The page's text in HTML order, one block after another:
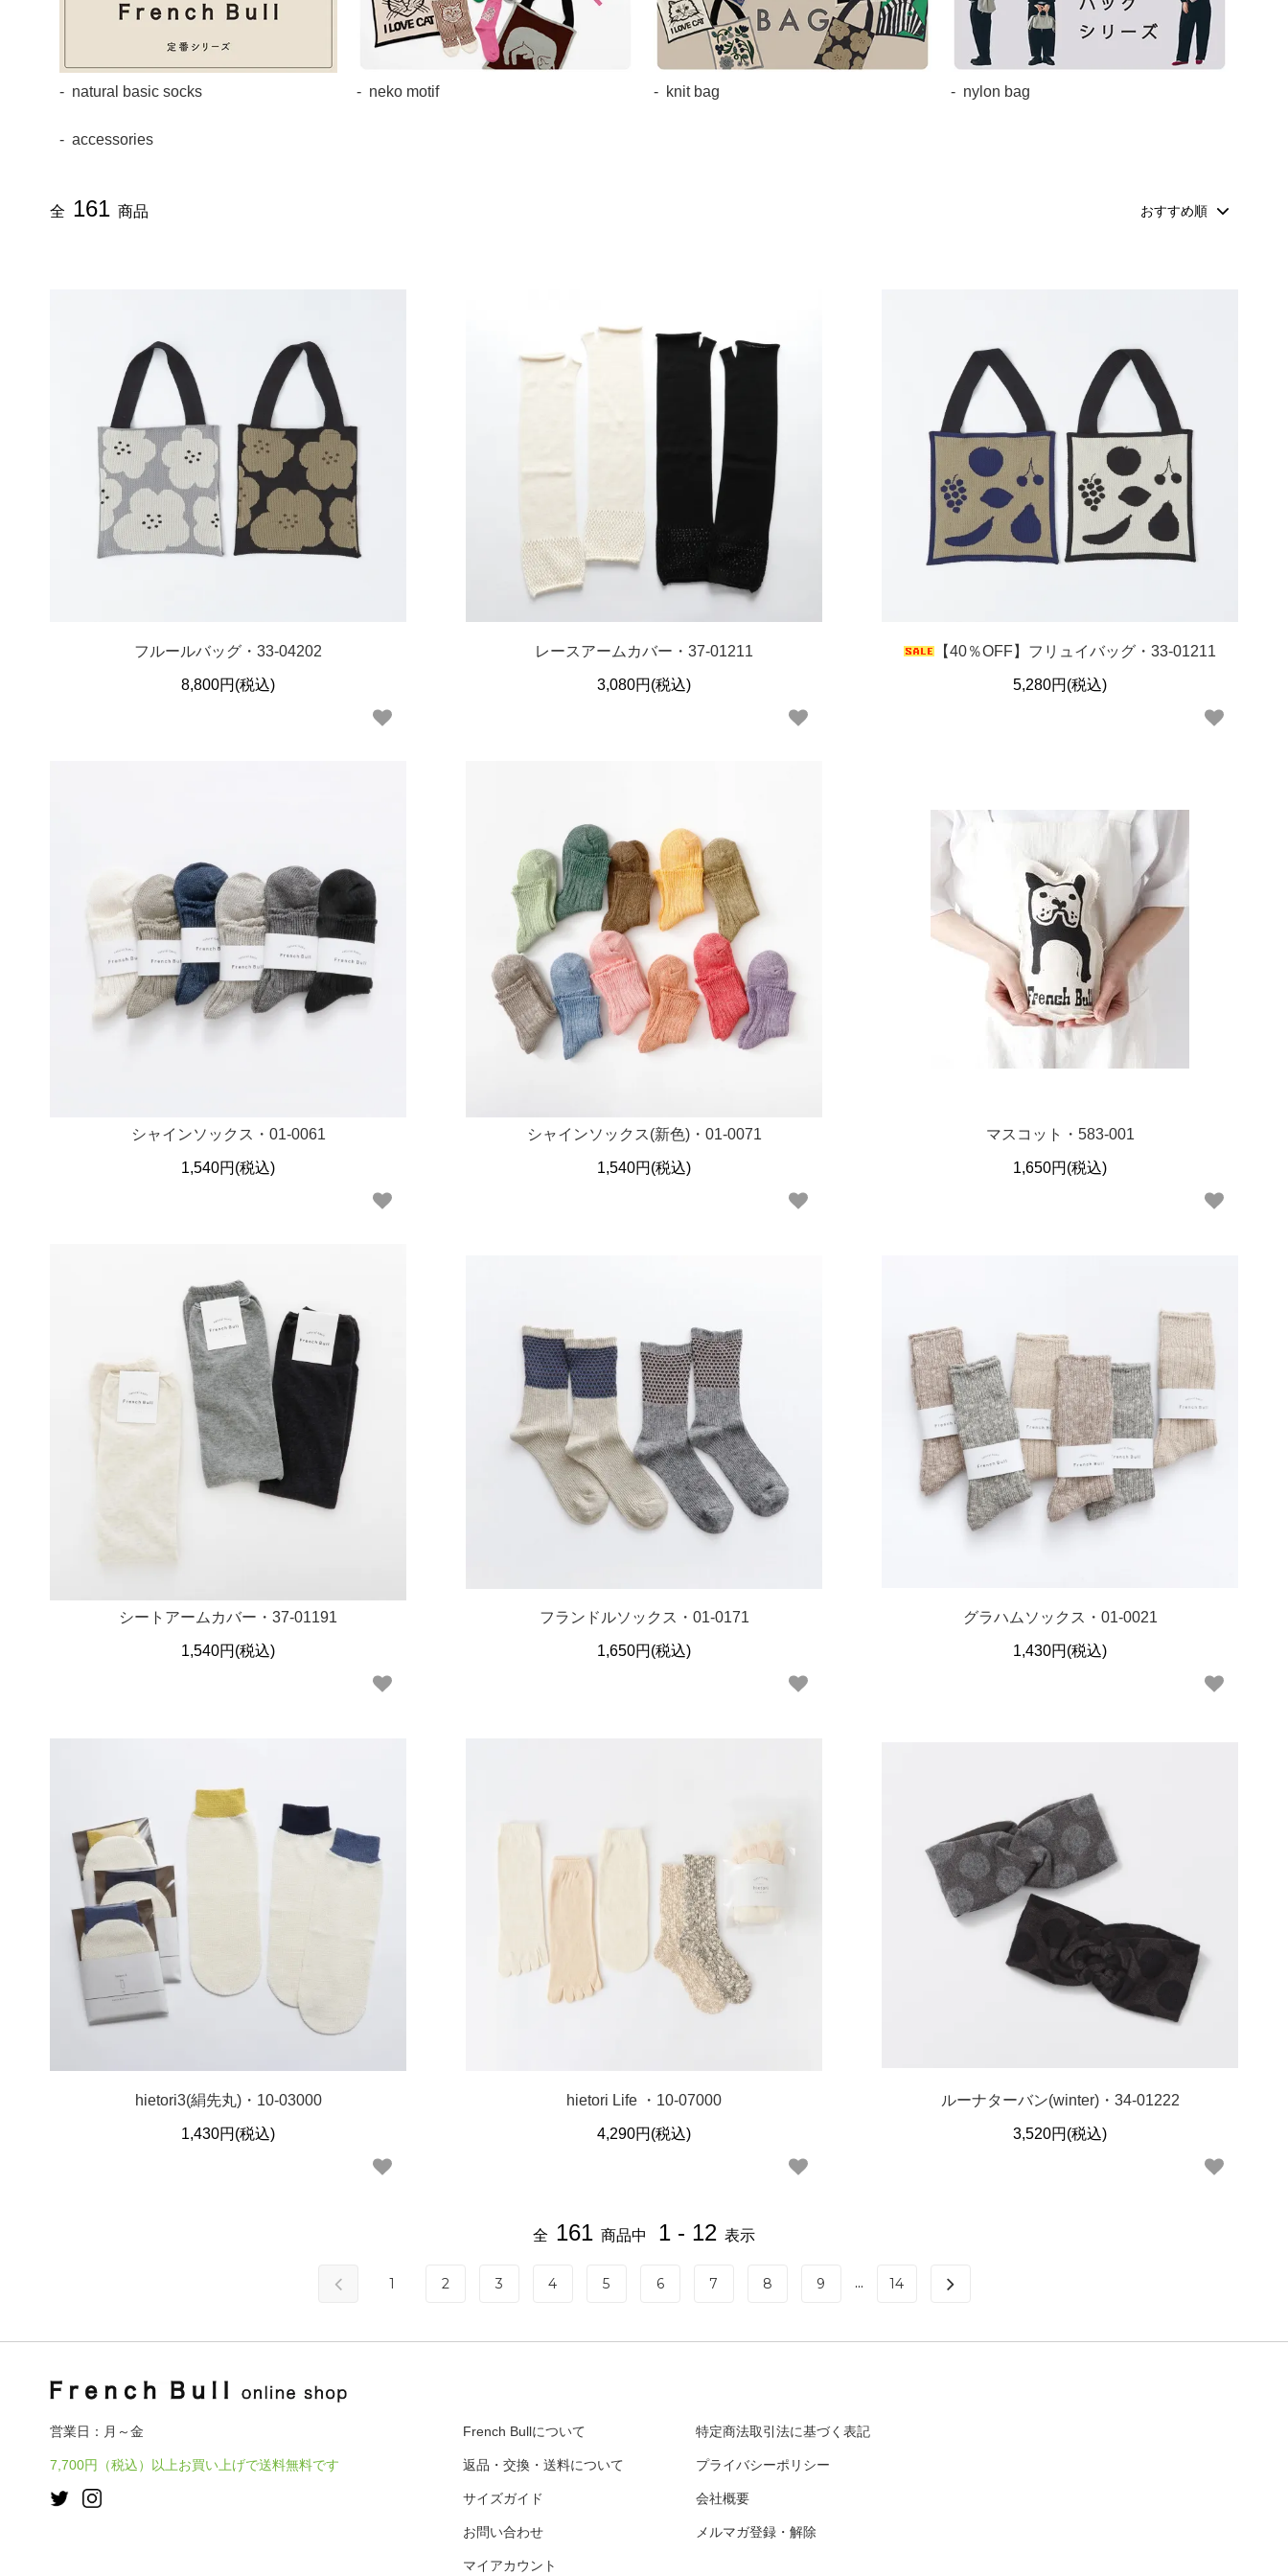
natural basic socks neko motif knit bag nylon bag
accessories
全 161 商品
フルールバッグ・33-04202
8,800円(税込)
レースアームカバー・37-01211
3,080円(税込)
【40％OFF】フリュイバッグ・33-01211
5,280円(税込)
シャインソックス・01-0061
1,540円(税込)
シャインソックス(新色)・01-0071
1,540円(税込)
マスコット・583-001
1,650円(税込)
シートアームカバー・37-01191
1,540円(税込)
フランドルソックス・01-0171
1,650円(税込)
グラハムソックス・01-0021
1,430円(税込)
hietori3(絹先丸)・10-03000
1,430円(税込)
hietori Life ・10-07000
4,290円(税込)
ルーナターバン(winter)・34-01222
3,520円(税込)
全 161 商品中 1 - 12 表示
1 2 3 4 5 6 7 8 9 ... 14
営業日：月～金
7,700円（税込）以上お買い上げで送料無料です
French Bullについて
返品・交換・送料について
サイズガイド
お問い合わせ
マイアカウント
特定商法取引法に基づく表記
プライバシーポリシー
会社概要
メルマガ登録・解除